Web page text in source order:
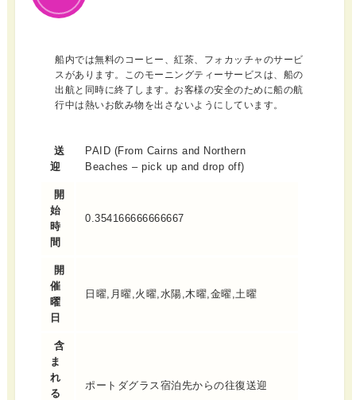
船内では無料のコーヒー、紅茶、フォカッチャのサービ
スがあります。このモーニングティーサービスは、船の
出航と同時に終了します。お客様の安全のために船の航
行中は熱いお飲み物を出さないようにしています。
送
迎
PAID (From Cairns and Northern
Beaches – pick up and drop off)
開
始
時
間
0.354166666666667
開
催
曜
日
日曜,月曜,火曜,水陽,木曜,金曜,土曜
含
ま
れ
る
ポートダグラス宿泊先からの往復送迎